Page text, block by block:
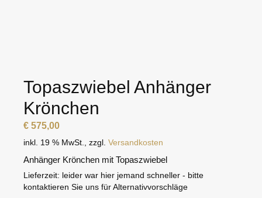
Topaszwiebel Anhänger
Krönchen
€ 575,00
inkl. 19 % MwSt. zzgl. Versandkosten
Anhänger Krönchen mit Topaszwiebel
Lieferzeit: leider war hier jemand schneller - bitte
kontaktieren Sie uns für Alternativvorschläge